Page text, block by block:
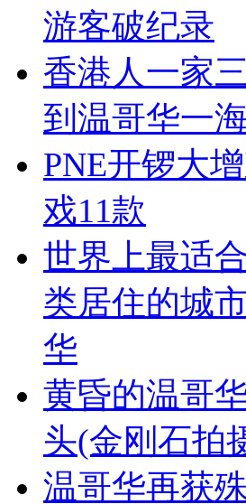
游客破纪录
香港人一家
到温哥华一
PNE开锣大
戏11款
世界上最适
类居住的城
华
黄昏的温哥
头(金刚石拍
温哥华再获